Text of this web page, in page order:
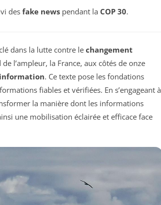
des fake newspendant la COP 30.
dans la lutte contre le changement
de l’ampleur, la France, aux côtés de onze
. Ce texte pose les fondations
fiables et vérifiées. En s’engageant à
la manière dont les informations
une mobilisation éclairée et efficace face